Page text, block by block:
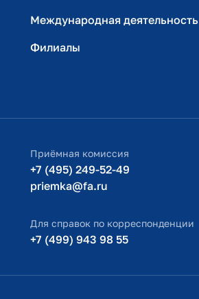
Международная деятельность
Филиалы
Приёмная комиссия
+7 (495) 249-52-49
priemka@fa.ru
Для справок по корреспонденции
+7 (499) 943 98 55